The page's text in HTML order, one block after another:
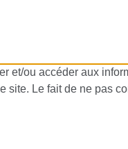
ou accéder aux
Le fait de ne pas